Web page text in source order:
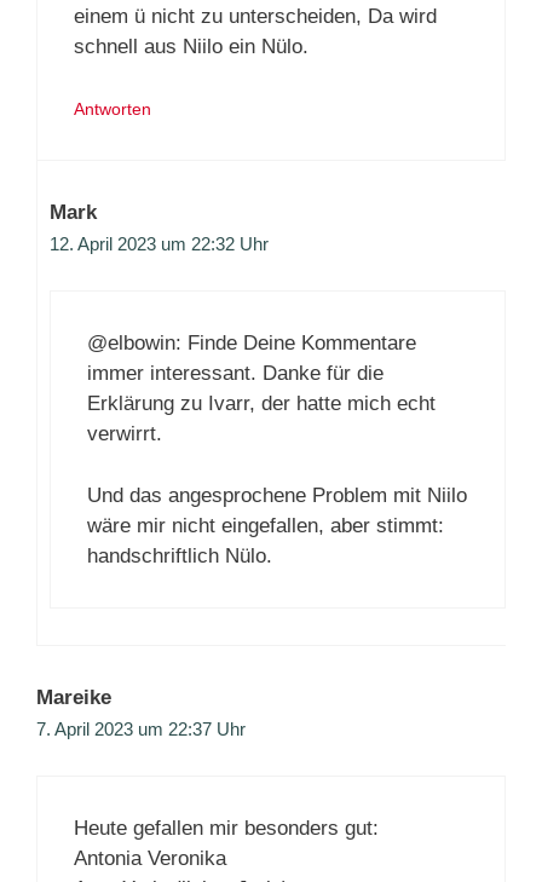
einem ü nicht zu unterscheiden, Da wird
schnell aus Niilo ein Nülo.
Antworten
Mark
12. April 2023 um 22:32 Uhr
@elbowin: Finde Deine Kommentare
immer interessant. Danke für die
Erklärung zu Ivarr, der hatte mich echt
verwirrt.
Und das angesprochene Problem mit Niilo
wäre mir nicht eingefallen, aber stimmt:
handschriftlich Nülo.
Mareike
7. April 2023 um 22:37 Uhr
Heute gefallen mir besonders gut:
Antonia Veronika